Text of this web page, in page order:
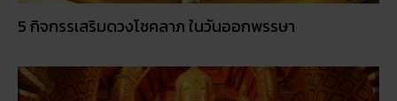
5 กิจกรรเสริมดวงโชคลาภ ในวันออกพรรษา